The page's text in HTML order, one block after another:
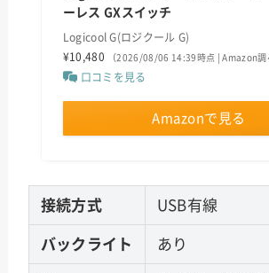
ーレス GXスイッチ
Logicool G(ロジクール G)
¥10,480
（2026/08/06 14:39時点 | Amazon調
口コミを見る
Amazonで見る
接続方式 USB有線
バックライト あり